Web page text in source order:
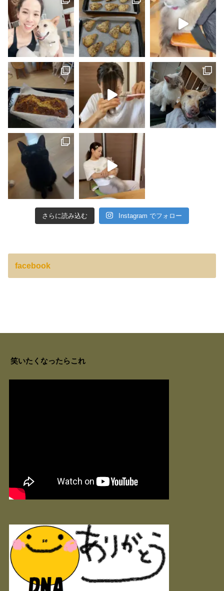
さらに読み込む Instagram でフォロー
facebook
笑いたくなったらこれ